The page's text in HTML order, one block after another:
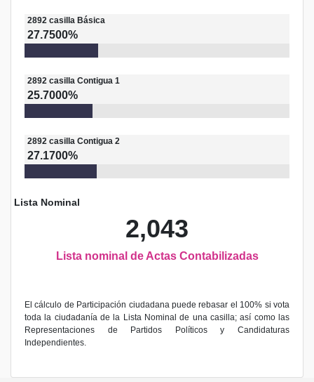
2892 casilla Básica
27.7500%
2892 casilla Contigua 1
25.7000%
2892 casilla Contigua 2
27.1700%
Lista Nominal
2,043
Lista nominal de Actas Contabilizadas
El cálculo de Participación ciudadana puede rebasar el 100% si vota
toda la ciudadanía de la Lista Nominal de una casilla; así como las
Representaciones de Partidos Políticos y Candidaturas
Independientes.